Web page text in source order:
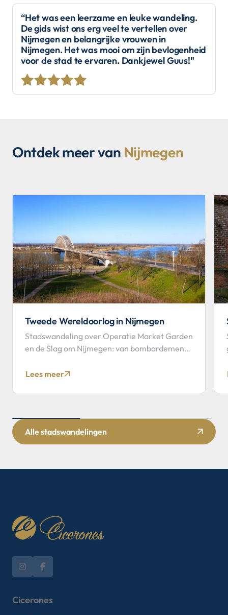
“Het was een leerzame en leuke wandeling.
De gids wist ons erg veel te vertellen over
Nijmegen en belangrijke vrouwen in
Nijmegen. Het was mooi om zijn bevlogenheid
voor de stad te ervaren. Dankjewel Guus!"
Ontdek meer van Nijmegen
Tweede Wereldoorlog in Nijmegen
Stadswandeling over Operatie Market Garden
en de Slag om Nijmegen: van bombardement
Lees meer
Alle stadswandelingen
Cicerones